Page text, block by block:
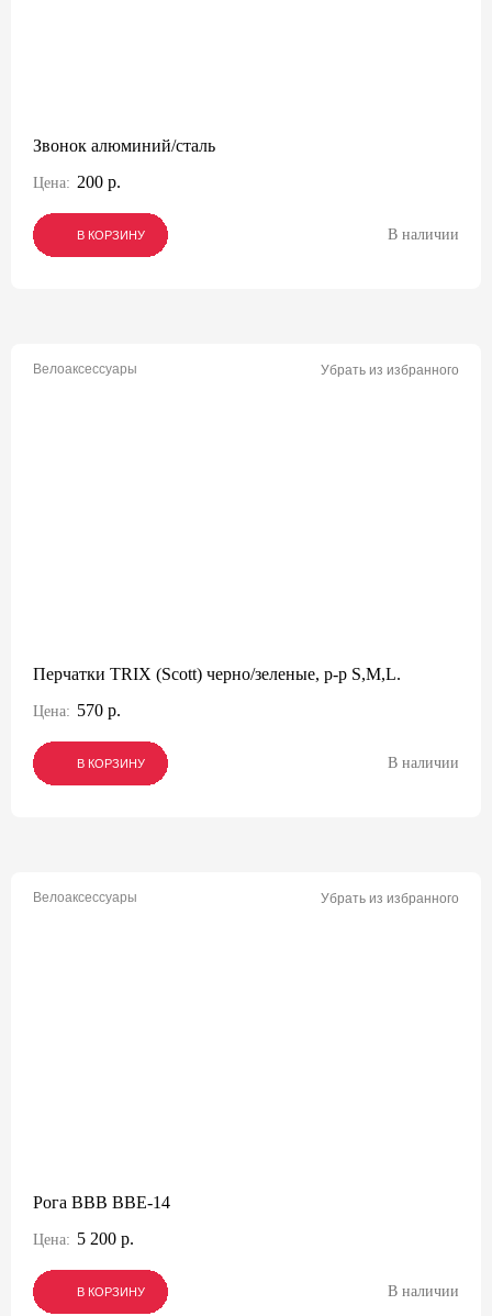
Звонок алюминий/сталь
Цена: 200 р.
В КОРЗИНУ
В КОРЗИНУ
В КОРЗИНУ В наличии
Велоаксессуары Убрать из избранного
Перчатки TRIX (Scott) черно/зеленые, р-р S,M,L.
Цена: 570 р.
В КОРЗИНУ
В КОРЗИНУ
В КОРЗИНУ В наличии
Велоаксессуары Убрать из избранного
Рога BBB BBE-14
Цена: 5 200 р.
В КОРЗИНУ
В КОРЗИНУ
В КОРЗИНУ В наличии